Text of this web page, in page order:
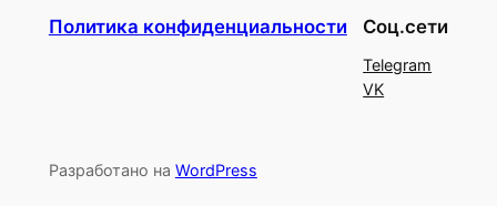
Политика конфиденциальности Соц.сети
Telegram
VK
Разработано на WordPress